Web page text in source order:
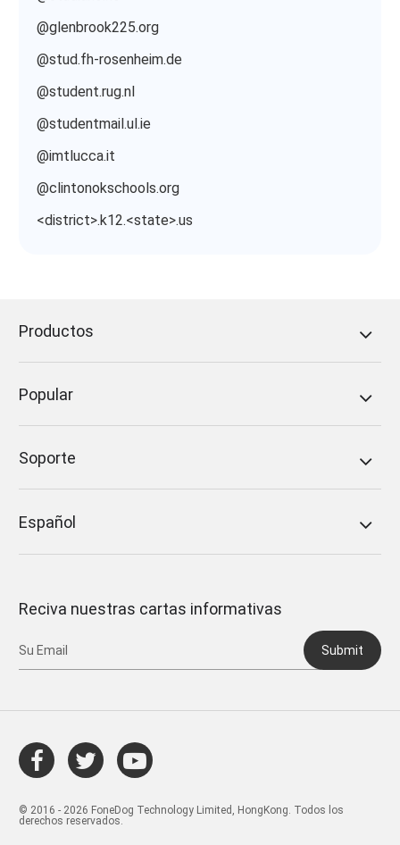
@glenbrook225.org
@stud.fh-rosenheim.de
@student.rug.nl
@studentmail.ul.ie
@imtlucca.it
@clintonokschools.org
<district>.k12.<state>.us
Productos
Popular
Soporte
Español
Reciva nuestras cartas informativas
Submit
© 2016 - 2026 FoneDog Technology Limited, HongKong. Todos los
derechos reservados.